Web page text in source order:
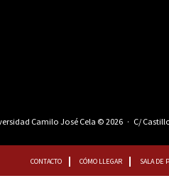
Camilo José Cela © 2026 · C/
CONTACTO CÓMO LLEGAR SALA DE